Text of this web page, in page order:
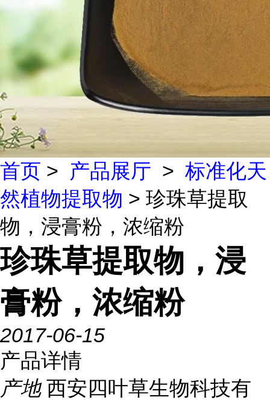
首页 > 产品展厅 > 标准化天
然植物提取物 > 珍珠草提取
物，浸膏粉，浓缩粉
珍珠草提取物，浸
膏粉，浓缩粉
2017-06-15
产品详情
产地 西安四叶草生物科技有